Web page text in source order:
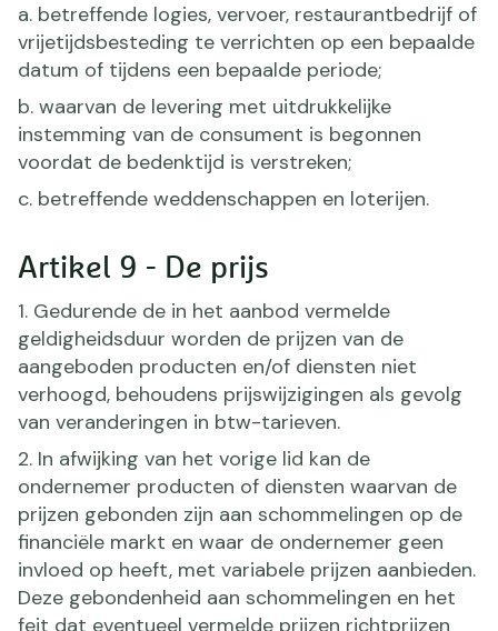
a. betreffende logies, vervoer, restaurantbedrijf of
vrijetijdsbesteding te verrichten op een bepaalde
datum of tijdens een bepaalde periode;
b. waarvan de levering met uitdrukkelijke
instemming van de consument is begonnen
voordat de bedenktijd is verstreken;
c. betreffende weddenschappen en loterijen.
Artikel 9 - De prijs
1. Gedurende de in het aanbod vermelde
geldigheidsduur worden de prijzen van de
aangeboden producten en/of diensten niet
verhoogd, behoudens prijswijzigingen als gevolg
van veranderingen in btw-tarieven.
2. In afwijking van het vorige lid kan de
ondernemer producten of diensten waarvan de
prijzen gebonden zijn aan schommelingen op de
financiële markt en waar de ondernemer geen
invloed op heeft, met variabele prijzen aanbieden.
Deze gebondenheid aan schommelingen en het
feit dat eventueel vermelde prijzen richtprijzen